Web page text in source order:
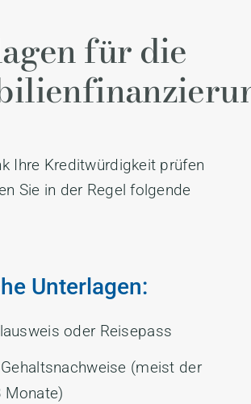
für die
Ihre Kreditwürdigkeit prüfen
Sie in der Regel folgende
Unterlagen:
oder Reisepass
(meist der
Monate)